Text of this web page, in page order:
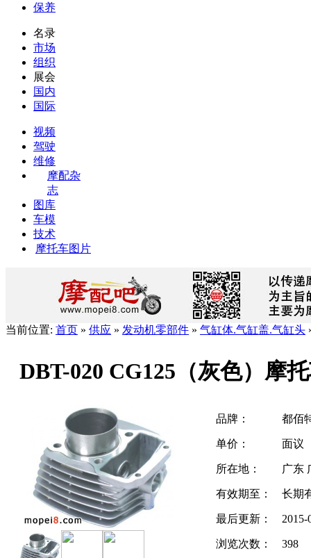
保养
名录
市场
组织
展会
国内
国际
视频
驾驶
维修
摩配杂
志
图库
车模
技术
摩托车图片
当前位置: 首页 » 供应 » 发动机零部件 » 气缸体.气缸盖.气缸头
DBT-020 CG125（灰色）摩
品牌： 都佰
单价： 面议
所在地： 广东
有效期至： 长期
最后更新： 2015-
浏览次数： 398